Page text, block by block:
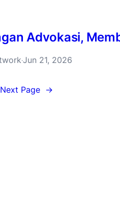
Advokasi,
·Jun 21, 2026
Next Page →